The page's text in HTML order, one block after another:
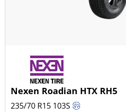
Nexen Roadian HTX RH5
235/70 R15 103S